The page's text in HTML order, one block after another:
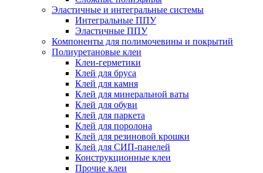
Эластичные и интегральные системы
Интегральные ППУ
Эластичные ППУ
Компоненты для полимочевины и покрытий
Полиуретановые клеи
Клеи-герметики
Клей для бруса
Клей для камня
Клей для минеральной ваты
Клей для обуви
Клей для паркета
Клей для поролона
Клей для резиновой крошки
Клей для СИП-панелей
Конструкционные клеи
Прочие клеи